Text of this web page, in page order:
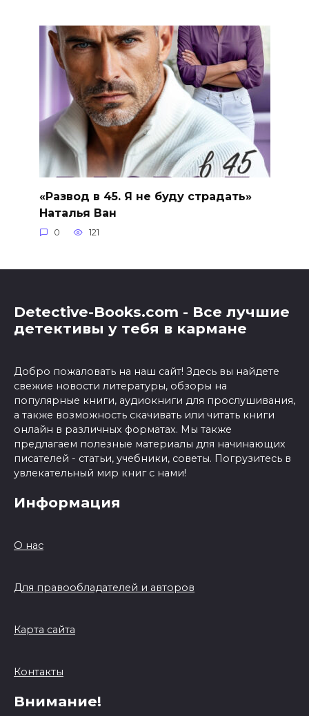
«Развод в 45. Я не буду страдать»
Наталья Ван
0 121
Detective-Books.com - Все лучшие
детективы у тебя в кармане
Добро пожаловать на наш сайт! Здесь вы найдете
свежие новости литературы, обзоры на
популярные книги, аудиокниги для прослушивания,
а также возможность скачивать или читать книги
онлайн в различных форматах. Мы также
предлагаем полезные материалы для начинающих
писателей - статьи, учебники, советы. Погрузитесь в
увлекательный мир книг с нами!
Информация
О нас
Для правообладателей и авторов
Карта сайта
Контакты
Внимание!